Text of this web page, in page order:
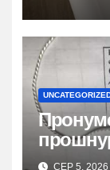
СЕР 5, 2026